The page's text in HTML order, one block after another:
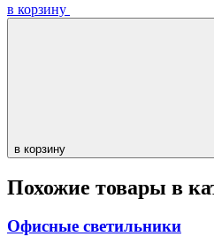
в корзину
в корзину
Похожие товары в
Офисные светильники